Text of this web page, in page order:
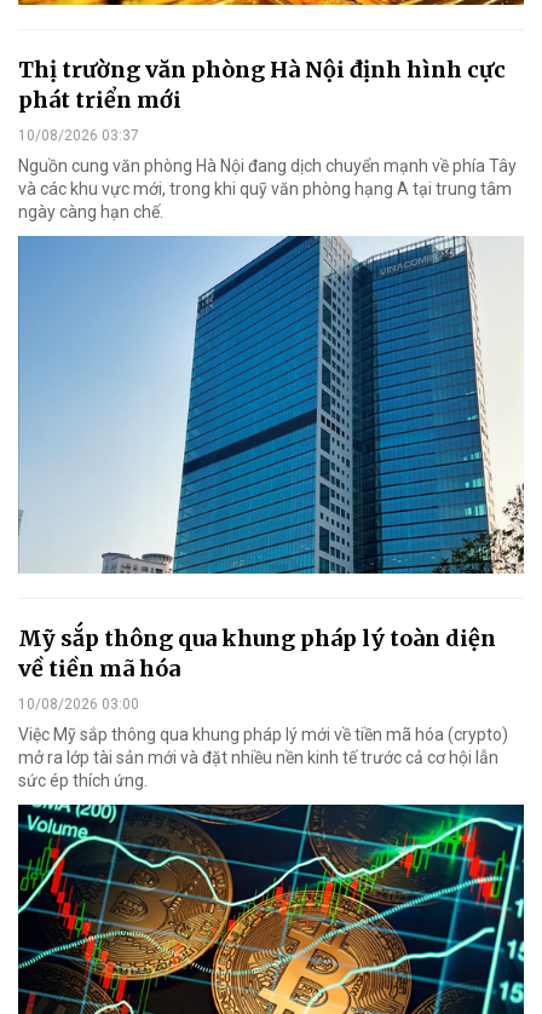
Thị trường văn phòng Hà Nội định hình cực
phát triển mới
10/08/2026 03:37
Nguồn cung văn phòng Hà Nội đang dịch chuyển mạnh về phía Tây
và các khu vực mới, trong khi quỹ văn phòng hạng A tại trung tâm
ngày càng hạn chế.
Mỹ sắp thông qua khung pháp lý toàn diện
về tiền mã hóa
10/08/2026 03:00
Việc Mỹ sắp thông qua khung pháp lý mới về tiền mã hóa (crypto)
mở ra lớp tài sản mới và đặt nhiều nền kinh tế trước cả cơ hội lẫn
sức ép thích ứng.